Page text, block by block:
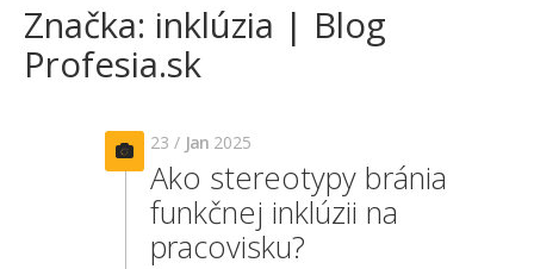
Značka: inklúzia | Blog
Profesia.sk
23 / Jan 2025
Ako stereotypy bránia
funkčnej inklúzii na
pracovisku?